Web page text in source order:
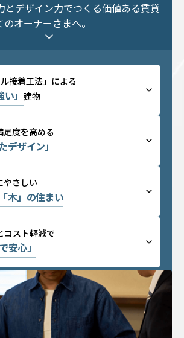
戸建て
ィ
とデザイン力でつくる価値ある賃貸
オーナーさまへ。
ル接着工法」による
」 建物
足度を高める
デザイン」
やさしい
木」の住まい
コスト軽減で
安心」